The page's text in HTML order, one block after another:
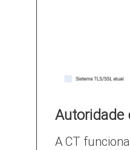
Autoridade
A CT